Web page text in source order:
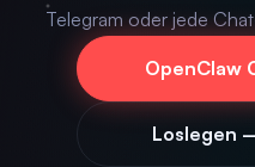
Telegram oder jede
OpenClaw
Loslegen